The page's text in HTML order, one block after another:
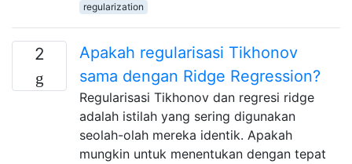
regularization
2
Apakah regularisasi Tikhonov
sama dengan Ridge Regression?
Regularisasi Tikhonov dan regresi ridge
adalah istilah yang sering digunakan
seolah-olah mereka identik. Apakah
mungkin untuk menentukan dengan tepat